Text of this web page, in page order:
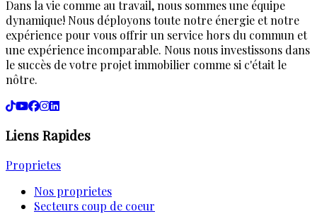
Dans la vie comme au travail, nous sommes une équipe
dynamique! Nous déployons toute notre énergie et notre
expérience pour vous offrir un service hors du commun et
une expérience incomparable. Nous nous investissons dans
le succès de votre projet immobilier comme si c'était le
nôtre.
Liens Rapides
Proprietes
Nos proprietes
Secteurs coup de coeur